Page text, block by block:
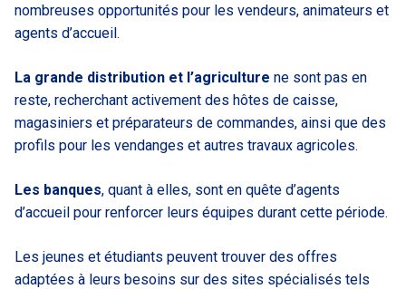
nombreuses opportunités pour les vendeurs, animateurs et
agents d’accueil.
La grande distribution et l’agriculture ne sont pas en
reste, recherchant activement des hôtes de caisse,
magasiniers et préparateurs de commandes, ainsi que des
profils pour les vendanges et autres travaux agricoles.
Les banques, quant à elles, sont en quête d’agents
d’accueil pour renforcer leurs équipes durant cette période.
Les jeunes et étudiants peuvent trouver des offres
adaptées à leurs besoins sur des sites spécialisés tels